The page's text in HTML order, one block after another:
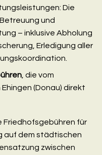
Die
und
– inklusive Abholung
Erledigung aller
, die vom
(Donau) direkt
Friedhofsgebühren für
auf dem städtischen
zwischen